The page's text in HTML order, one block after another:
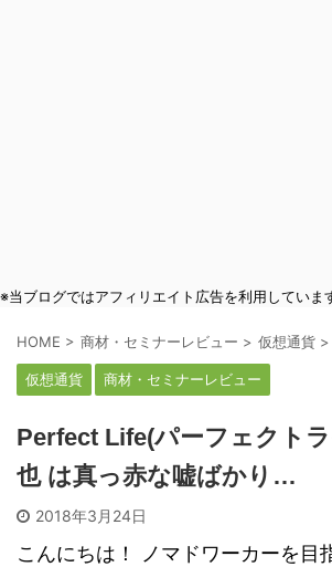
※当ブログではアフィリエイト広告を利用していま
HOME > 商材・セミナーレビュー > 仮想通貨 >
仮想通貨 商材・セミナーレビュー
Perfect Life(パーフェクト
也 は真っ赤な嘘ばかり…
2018年3月24日
こんにちは！ ノマドワーカーを目